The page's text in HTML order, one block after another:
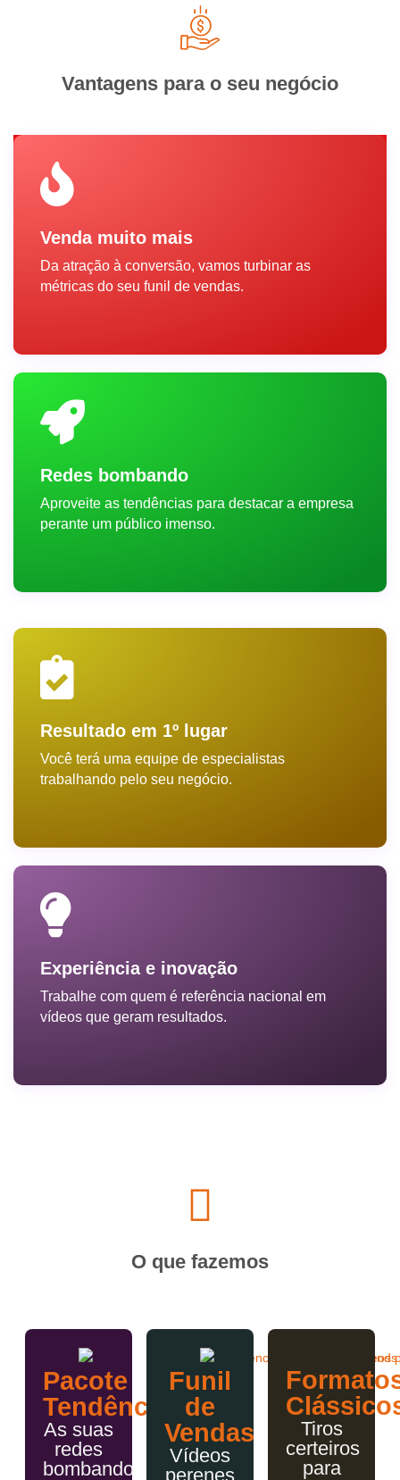
Vantagens para o seu negócio
Venda muito mais
Da atração à conversão, vamos turbinar as
métricas do seu funil de vendas.
Redes bombando
Aproveite as tendências para destacar a empresa
perante um público imenso.
Resultado em 1º lugar
Você terá uma equipe de especialistas
trabalhando pelo seu negócio.
Experiência e inovação
Trabalhe com quem é referência nacional em
vídeos que geram resultados.
O que fazemos
Pacote
Tendências
As suas
redes
bombando
Funil
de
Vendas
Vídeos
perenes
Tiros
certeiros
para